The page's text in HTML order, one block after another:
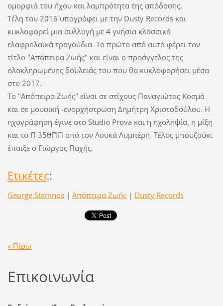
ομορφιά του ήχου και λαμπρότητα της απόδοσης.
Τέλη του 2016 υπογράφει με την Dusty Records και
κυκλοφορεί μια συλλογή με 4 γνήσια κλασσικά
ελαφρολαϊκά τραγούδια. Το πρώτο από αυτά φέρει τον
τίτλο "Απόπειρα Ζωής" και είναι ο προάγγελος της
ολοκληρωμένης δουλειάς του που θα κυκλοφορήσει μέσα
στο 2017.
Το "Απόπειρα Ζωής" είναι σε στίχους Παναγιώτας Κοσμά
και σε μουσική -ενορχήστρωση Δημήτρη Χριστοδούλου. Η
ηχογράφηση έγινε στο Studio Prova και η ηχοληψία, η μίξη
και το Π 35θΓΊΠ από τον Λουκά Λυμπέρη. Τέλος μπουζούκι
έπαιξε ο Γιώργος Παχής.
Ετικέτες:
George Stamnos | Απόπειρα Ζωής | Dusty Records
« Πίσω
Επικοινωνία